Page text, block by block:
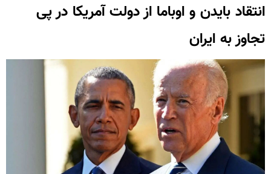
انتقاد بایدن و اوباما از دولت آمریکا در پی
تجاوز به ایران